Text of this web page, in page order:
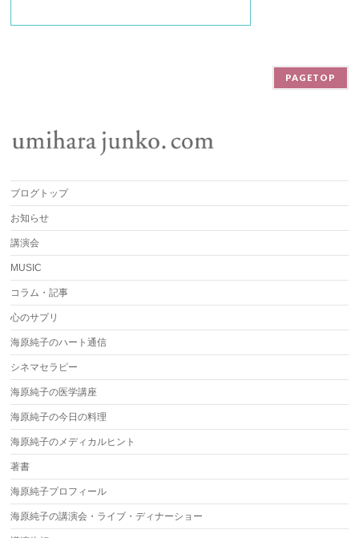
PAGETOP
ブログトップ
お知らせ
講演会
MUSIC
コラム・記事
心のサプリ
海原純子のハート通信
シネマセラピー
海原純子の医学講座
海原純子の今日の料理
海原純子のメディカルヒント
著書
海原純子プロフィール
海原純子の講演会・ライブ・ディナーショー